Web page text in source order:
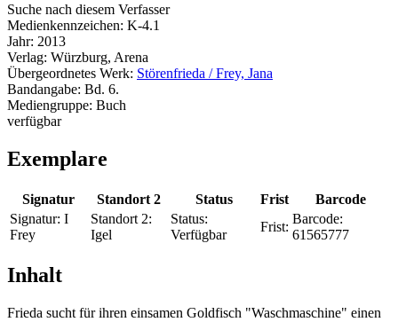
Suche nach diesem Verfasser
Medienkennzeichen: K-4.1
Jahr: 2013
Verlag: Würzburg, Arena
Übergeordnetes Werk: Störenfrieda / Frey, Jana
Bandangabe: Bd. 6.
Mediengruppe: Buch
verfügbar
Exemplare
Signatur Standort 2 Status Frist
Barcode
Signatur: I
Frey
Standort 2:
Igel
Status:
Verfügbar
Frist:
Barcode:
61565777
Inhalt
Frieda sucht für ihren einsamen Goldfisch "Waschmaschine" einen